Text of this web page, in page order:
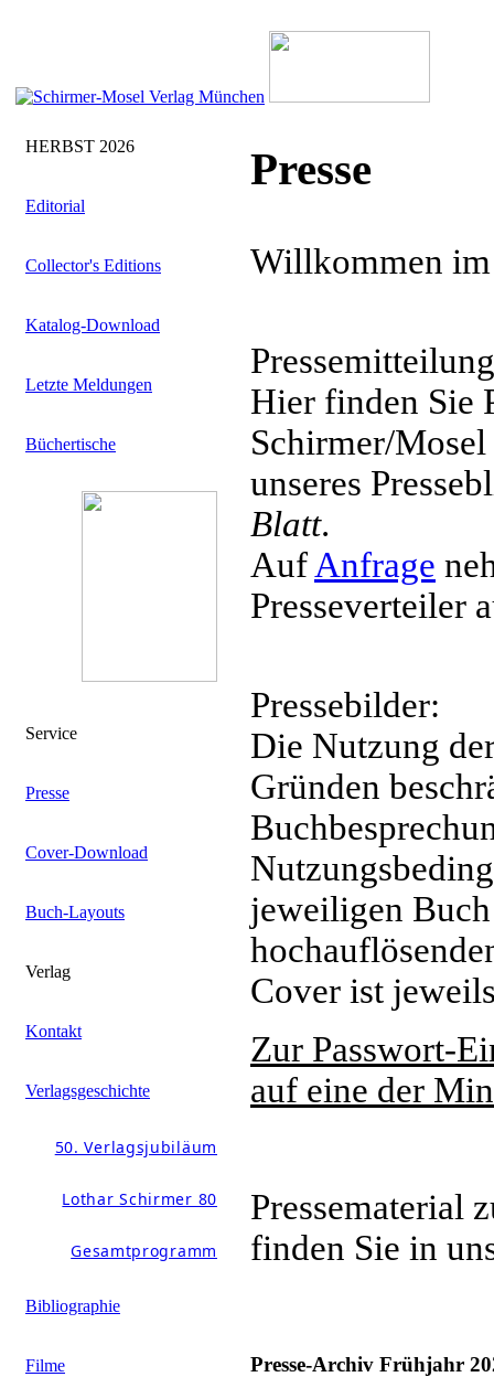
HERBST 2026
Editorial
Collector's Editions
Katalog-Download
Letzte Meldungen
Büchertische
Service
Presse
Cover-Download
Buch-Layouts
Verlag
Kontakt
Verlagsgeschichte
50. Verlagsjubiläum
Lothar Schirmer 80
Gesamtprogramm
Bibliographie
Filme
Presse
Willkommen im
Hier finden Sie
Schirmer/
unseres
Blatt.
Auf Anfrage
Presseverteiler
Pressebilder:
Die Nutzung
Gründen
jeweiligen
Cover ist
Zur Passwort-
auf eine der
Pressematerial
finden Sie in
Presse-Archiv Frühjahr